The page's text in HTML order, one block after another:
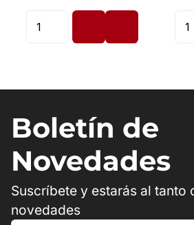
Boletín de
Novedades
Suscríbete y estarás al tanto
novedades